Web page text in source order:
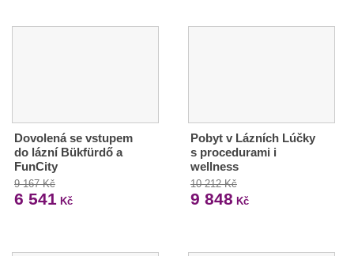
Dovolená se vstupem
do lázní Bükfürdő a
FunCity
9 167 Kč
6 541 Kč
Pobyt v Lázních Lúčky
s procedurami i
wellness
10 212 Kč
9 848 Kč